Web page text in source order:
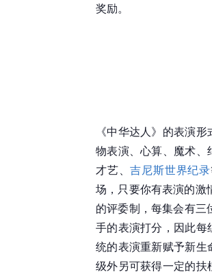
奖励。
《中华达人》的表演
物表演、心算、魔术
才艺、吉尼斯世界纪录
场，只要你有表演的激
的评委制，每集会有
手的表演打分，因此每
统的表演重新赋予新生
级外另可获得一定的扶